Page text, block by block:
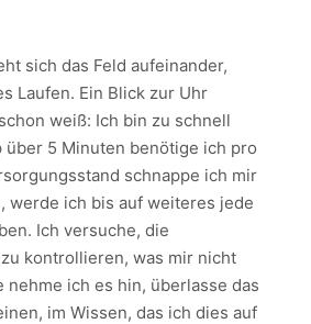
sich das Feld aufeinander,
Laufen. Ein Blick zur Uhr
weiß: Ich bin zu schnell
über 5 Minuten benötige ich pro
schnappe ich mir
werde ich bis auf weiteres jede
Ich versuche, die
kontrollieren, was mir nicht
nehme ich es hin, überlasse das
im Wissen, das ich dies auf